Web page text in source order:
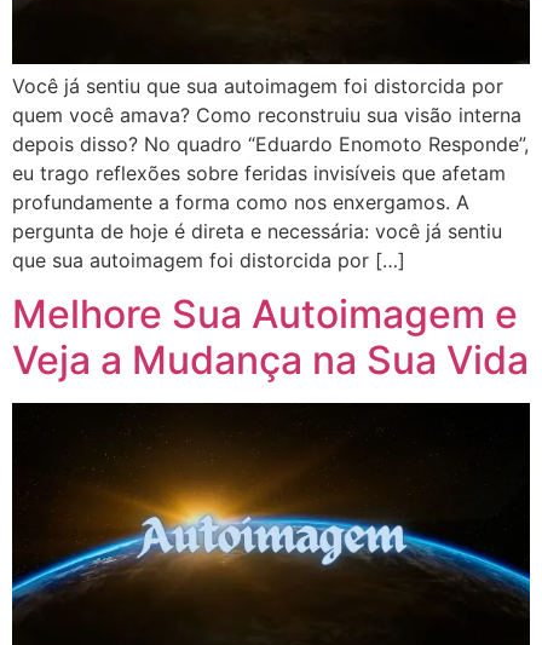
Você já sentiu que sua autoimagem foi distorcida por
quem você amava? Como reconstruiu sua visão interna
depois disso? No quadro “Eduardo Enomoto Responde”,
eu trago reflexões sobre feridas invisíveis que afetam
profundamente a forma como nos enxergamos. A
pergunta de hoje é direta e necessária: você já sentiu
que sua autoimagem foi distorcida por […]
Melhore Sua Autoimagem e
Veja a Mudança na Sua Vida